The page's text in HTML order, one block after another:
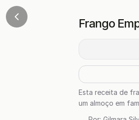
Frango
Esta receita de
um almoço em